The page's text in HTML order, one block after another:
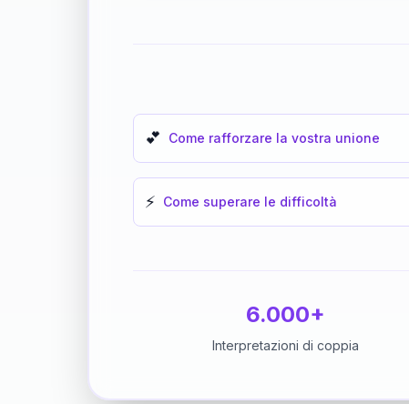
💕 Come rafforzare la vostra unione
⚡ Come superare le difficoltà
6.000+
Interpretazioni di coppia